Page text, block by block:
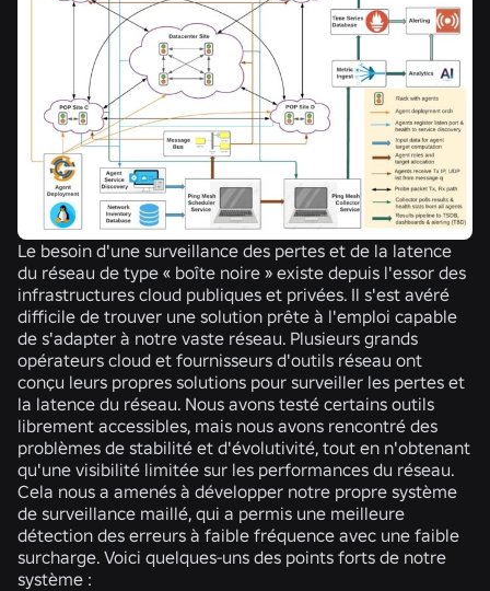
Le besoin d'une surveillance des pertes et de la latence
du réseau de type « boîte noire » existe depuis l'essor des
infrastructures cloud publiques et privées. Il s'est avéré
difficile de trouver une solution prête à l'emploi capable
de s'adapter à notre vaste réseau. Plusieurs grands
opérateurs cloud et fournisseurs d'outils réseau ont
conçu leurs propres solutions pour surveiller les pertes et
la latence du réseau. Nous avons testé certains outils
librement accessibles, mais nous avons rencontré des
problèmes de stabilité et d'évolutivité, tout en n'obtenant
qu'une visibilité limitée sur les performances du réseau.
Cela nous a amenés à développer notre propre système
de surveillance maillé, qui a permis une meilleure
détection des erreurs à faible fréquence avec une faible
surcharge. Voici quelques-uns des points forts de notre
système :